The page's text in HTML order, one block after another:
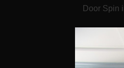
Door Spin